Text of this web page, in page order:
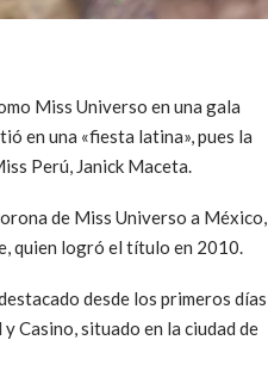
Miss Universo en una gala
en una «fiesta latina», pues la
Perú, Janick Maceta.
de Miss Universo a México,
quien logró el título en 2010.
desde los primeros días
Casino, situado en la ciudad de